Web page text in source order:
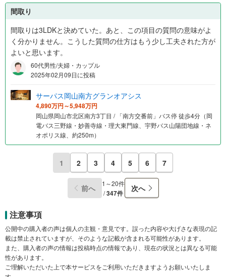
間取り
間取りは3LDKと決めていた。あと、この項目の質問の意味がよ
く分かりません。こうした質問の仕方はもう少し工夫された方が
よいと思います。
60代男性/夫婦・カップル
2025年02月09日に投稿
サーパス岡山南方グランオアシス
4,890万円～5,948万円
岡山県岡山市北区南方3丁目 / 「南方交番前」バス停 徒歩4分（岡
電バス三野線・妙善寺線・理大東門線、宇野バス山陽団地線・ネ
オポリス線、約250m）
1 2 3 4 5 6 7
前へ
1～20件
/347件 次へ
注意事項
公開中の購入者の声は個人の主観・意見です。誤った内容や大げさな表現の記
載は禁止されていますが、そのような記載が含まれる可能性があります。
また、購入者の声の情報は投稿時点の情報であり、現在の状況とは異なる可能
性があります。
ご理解いただいた上で本サービスをご利用いただきますようお願いいたしま